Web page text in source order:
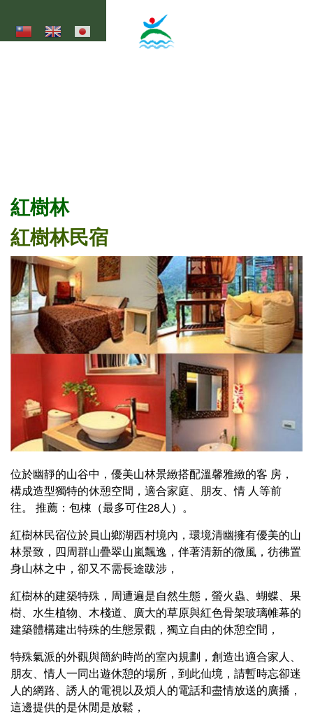
紅樹林
紅樹林民宿
位於幽靜的山谷中，優美山林景緻搭配溫馨雅緻的客 房，
構成造型獨特的休憩空間，適合家庭、朋友、情 人等前
往。 推薦：包棟（最多可住28人）。
紅樹林民宿位於員山鄉湖西村境內，環境清幽擁有優美的山
林景致，四周群山疊翠山嵐飄逸，伴著清新的微風，彷彿置
身山林之中，卻又不需長途跋涉，
紅樹林的建築特殊，周遭遍是自然生態，螢火蟲、蝴蝶、果
樹、水生植物、木棧道、廣大的草原與紅色骨架玻璃帷幕的
建築體構建出特殊的生態景觀，獨立自由的休憩空間，
特殊氣派的外觀與簡約時尚的室內規劃，創造出適合家人、
朋友、情人一同出遊休憩的場所，到此仙境，請暫時忘卻迷
人的網路、誘人的電視以及煩人的電話和盡情放送的廣播，
這邊提供的是休閒是放鬆，